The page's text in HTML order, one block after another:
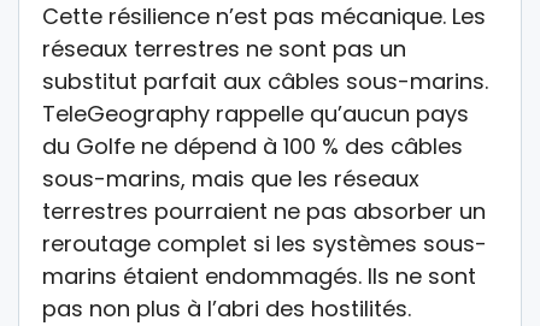
Cette résilience n’est pas mécanique. Les
réseaux terrestres ne sont pas un
substitut parfait aux câbles sous-marins.
TeleGeography rappelle qu’aucun pays
du Golfe ne dépend à 100 % des câbles
sous-marins, mais que les réseaux
terrestres pourraient ne pas absorber un
reroutage complet si les systèmes sous-
marins étaient endommagés. Ils ne sont
pas non plus à l’abri des hostilités.